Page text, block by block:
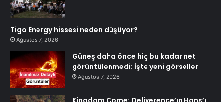
Tigo Energy hissesi neden düşüyor?
Ağustos 7, 2026
Güneş daha önce hiç bu kadar net
görüntülenmedi: İşte yeni görseller
Ağustos 7, 2026
Kingdom Come: Deliverence’ın Hans’ı,